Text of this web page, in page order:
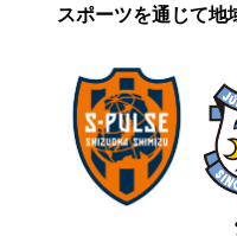
スポーツを通じて地